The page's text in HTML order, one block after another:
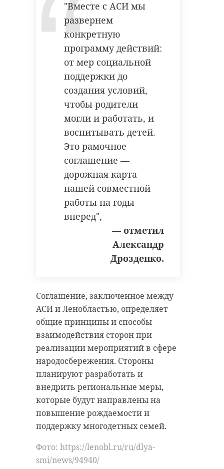
"Вместе с АСИ мы
развернем
конкретную
программу действий:
от мер социальной
поддержки до
создания условий,
чтобы родители
могли и работать, и
воспитывать детей.
Это рамочное
соглашение —
дорожная карта
нашей совместной
работы на годы
вперед",
— отметил
Александр
Дрозденко.
Соглашение, заключенное между
АСИ и Ленобластью, определяет
общие принципы и способы
взаимодействия сторон при
реализации мероприятий в сфере
народосбережения. Стороны
планируют разработать и
внедрить региональные меры,
которые будут направлены на
повышение рождаемости и
поддержку многодетных семей.
Фото: https://lenobl.ru/ru/dlya-
smi/news/94940/
Ольга Андреева / 47канал
Фото: Ольга Андреева / 47канал
пмэф фоторепортаж
Поделиться статьей: